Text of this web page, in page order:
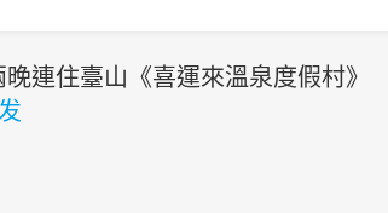
晚連住臺山《喜運來溫泉度假村》